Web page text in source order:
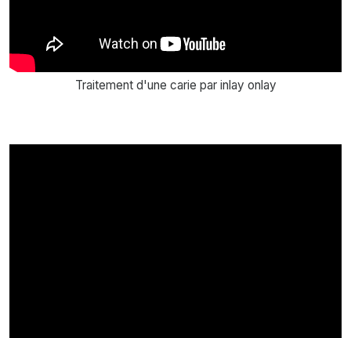
Traitement d'une carie par inlay onlay